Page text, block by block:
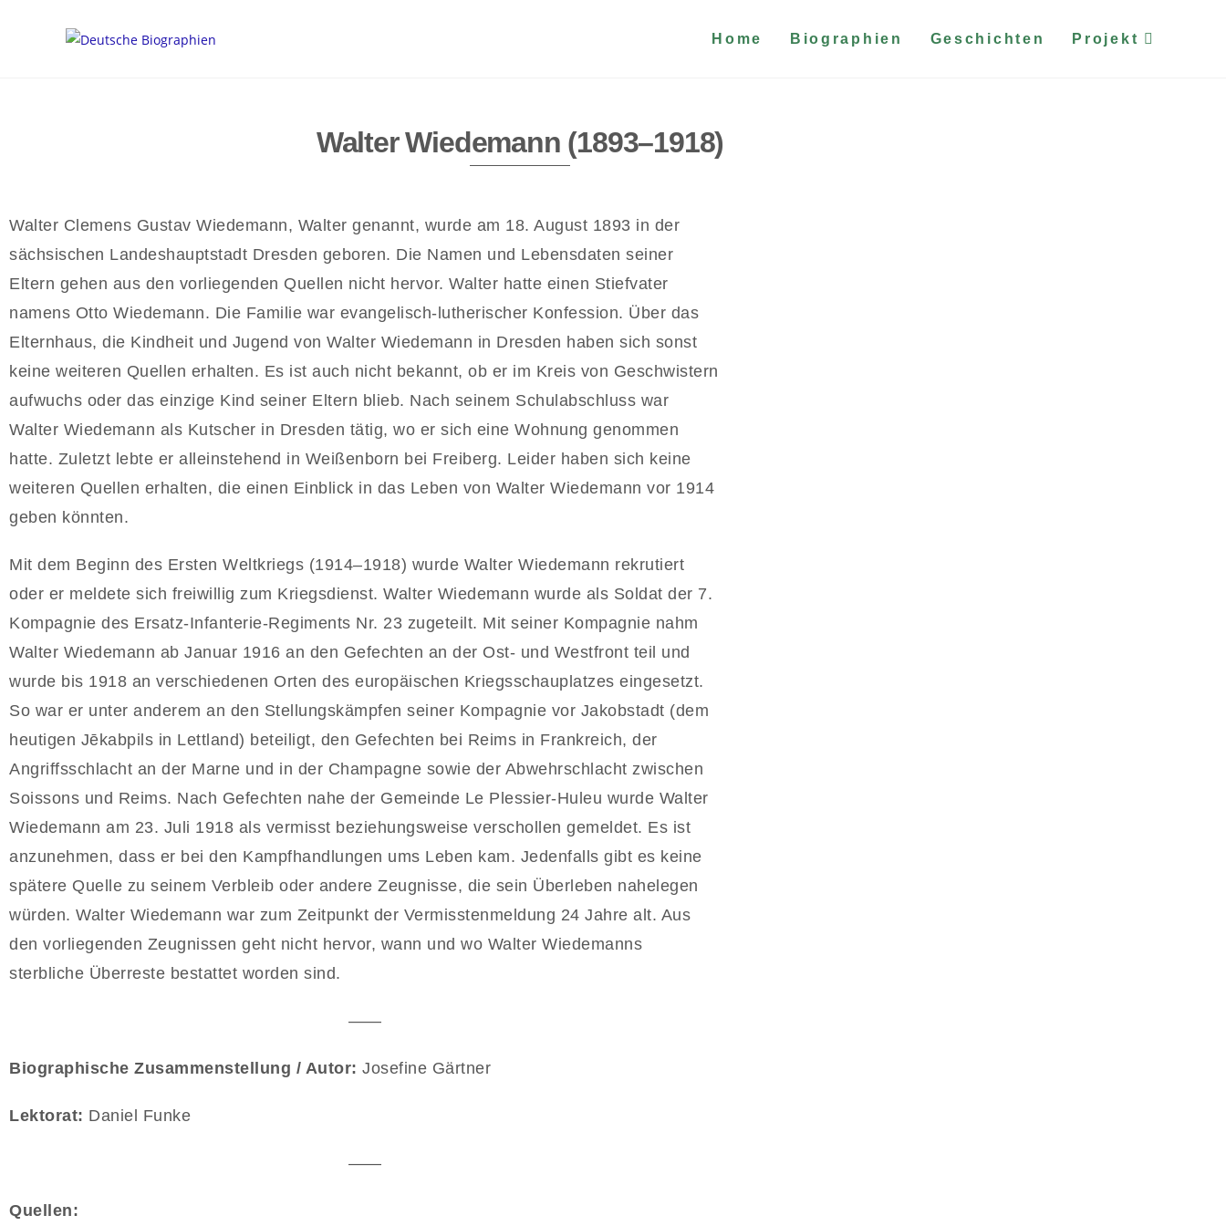
Home Biographien Geschichten Projekt
Walter Wiedemann (1893–1918)
Walter Clemens Gustav Wiedemann, Walter genannt, wurde am 18. August 1893 in der
sächsischen Landeshauptstadt Dresden geboren. Die Namen und Lebensdaten seiner
Eltern gehen aus den vorliegenden Quellen nicht hervor. Walter hatte einen Stiefvater
namens Otto Wiedemann. Die Familie war evangelisch-lutherischer Konfession. Über das
Elternhaus, die Kindheit und Jugend von Walter Wiedemann in Dresden haben sich sonst
keine weiteren Quellen erhalten. Es ist auch nicht bekannt, ob er im Kreis von Geschwistern
aufwuchs oder das einzige Kind seiner Eltern blieb. Nach seinem Schulabschluss war
Walter Wiedemann als Kutscher in Dresden tätig, wo er sich eine Wohnung genommen
hatte. Zuletzt lebte er alleinstehend in Weißenborn bei Freiberg. Leider haben sich keine
weiteren Quellen erhalten, die einen Einblick in das Leben von Walter Wiedemann vor 1914
geben könnten.
Mit dem Beginn des Ersten Weltkriegs (1914–1918) wurde Walter Wiedemann rekrutiert
oder er meldete sich freiwillig zum Kriegsdienst. Walter Wiedemann wurde als Soldat der 7.
Kompagnie des Ersatz-Infanterie-Regiments Nr. 23 zugeteilt. Mit seiner Kompagnie nahm
Walter Wiedemann ab Januar 1916 an den Gefechten an der Ost- und Westfront teil und
wurde bis 1918 an verschiedenen Orten des europäischen Kriegsschauplatzes eingesetzt.
So war er unter anderem an den Stellungskämpfen seiner Kompagnie vor Jakobstadt (dem
heutigen Jēkabpils in Lettland) beteiligt, den Gefechten bei Reims in Frankreich, der
Angriffsschlacht an der Marne und in der Champagne sowie der Abwehrschlacht zwischen
Soissons und Reims. Nach Gefechten nahe der Gemeinde Le Plessier-Huleu wurde Walter
Wiedemann am 23. Juli 1918 als vermisst beziehungsweise verschollen gemeldet. Es ist
anzunehmen, dass er bei den Kampfhandlungen ums Leben kam. Jedenfalls gibt es keine
spätere Quelle zu seinem Verbleib oder andere Zeugnisse, die sein Überleben nahelegen
würden. Walter Wiedemann war zum Zeitpunkt der Vermisstenmeldung 24 Jahre alt. Aus
den vorliegenden Zeugnissen geht nicht hervor, wann und wo Walter Wiedemanns
sterbliche Überreste bestattet worden sind.
——
Biographische Zusammenstellung / Autor: Josefine Gärtner
Lektorat: Daniel Funke
——
Quellen: